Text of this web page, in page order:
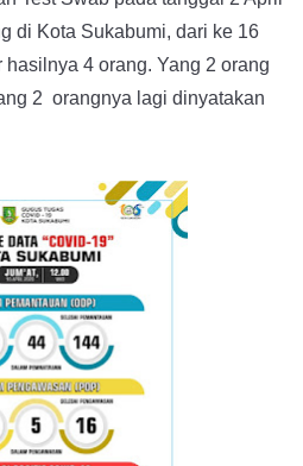
di Kota Sukabumi, dari ke 16
4 orang. Yang 2 orang
2 orangnya lagi dinyatakan